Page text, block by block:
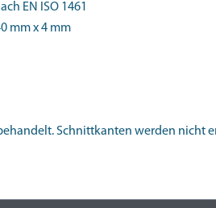
EN ISO 1461
mm x 4 mm
Schnittkanten werden nicht